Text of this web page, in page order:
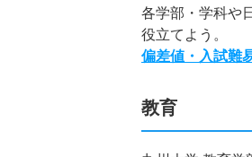
各学部・学科や
役立てよう。
偏差値・入試難
教育